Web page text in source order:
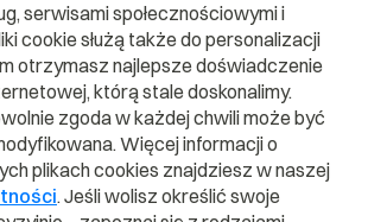
serwisami społecznościowymi i
cookie służą także do personalizacji
otrzymasz najlepsze doświadczenie
którą stale doskonalimy.
zgoda w każdej chwili może być
Więcej informacji o
plikach cookies znajdziesz w naszej
. Jeśli wolisz określić swoje